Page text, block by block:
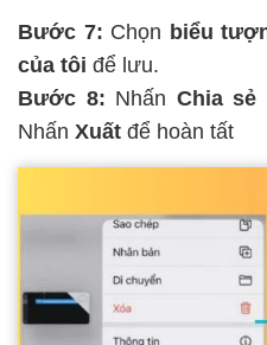
Bước 7: Chọn biểu
của tôi để lưu.
Bước 8: Nhấn Chia sẻ
Nhấn Xuất để hoàn tất